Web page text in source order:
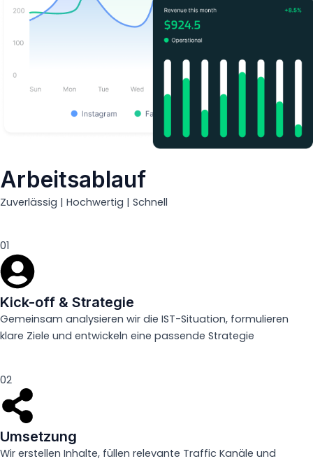
Arbeitsablauf
Zuverlässig | Hochwertig | Schnell
01
Kick-off & Strategie
Gemeinsam analysieren wir die IST-Situation, formulieren
klare Ziele und entwickeln eine passende Strategie
02
Umsetzung
Wir erstellen Inhalte, füllen relevante Traffic Kanäle und